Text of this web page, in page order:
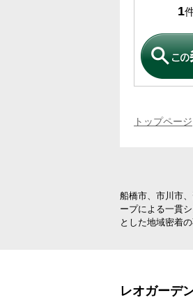
1
トップページ
船橋市、市川市
ープによる一貫
とした地域密着
レオガーデ